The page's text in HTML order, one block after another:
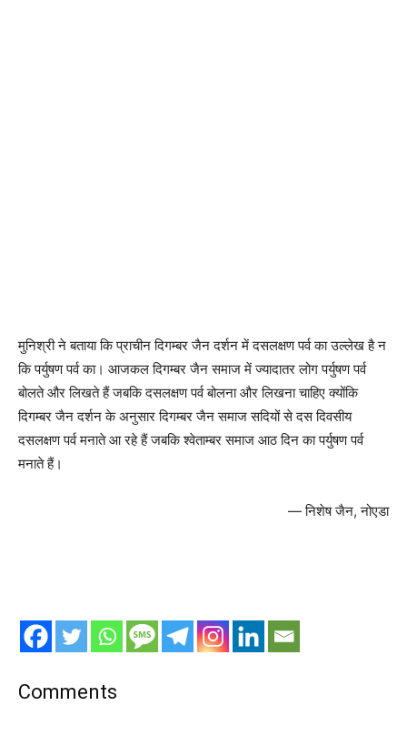
मुनिश्री ने बताया कि प्राचीन दिगम्बर जैन दर्शन में दसलक्षण पर्व का उल्लेख है न
कि पर्युषण पर्व का। आजकल दिगम्बर जैन समाज में ज्यादातर लोग पर्युषण पर्व
बोलते और लिखते हैं जबकि दसलक्षण पर्व बोलना और लिखना चाहिए क्योंकि
दिगम्बर जैन दर्शन के अनुसार दिगम्बर जैन समाज सदियों से दस दिवसीय
दसलक्षण पर्व मनाते आ रहे हैं जबकि श्वेताम्बर समाज आठ दिन का पर्युषण पर्व
मनाते हैं।
— निशेष जैन, नोएडा
Comments